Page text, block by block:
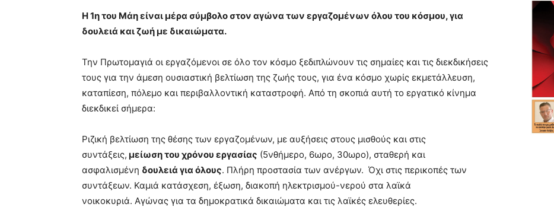
blonde
lesbians
very
cam
show. desi
brandi
lyons
you
meaning
of
pain.
pornhun
Η 1η του Μάη είναι μέρα σύμβολο στον αγώνα των εργαζομένων όλου του κόσμου, για
δουλειά και ζωή με δικαιώματα.
Την Πρωτομαγιά οι εργαζόμενοι σε όλο τον κόσμο ξεδιπλώνουν τις σημαίες και τις διεκδικήσεις
τους για την άμεση ουσιαστική βελτίωση της ζωής τους, για ένα κόσμο χωρίς εκμετάλλευση,
καταπίεση, πόλεμο και περιβαλλοντική καταστροφή. Από τη σκοπιά αυτή το εργατικό κίνημα
διεκδικεί σήμερα:
Ριζική βελτίωση της θέσης των εργαζομένων, με αυξήσεις στους μισθούς και στις
συντάξεις, μείωση του χρόνου εργασίας (5νθήμερο, 6ωρο, 30ωρο), σταθερή και
ασφαλισμένη δουλειά για όλους. Πλήρη προστασία των ανέργων. Όχι στις περικοπές των
συντάξεων. Καμιά κατάσχεση, έξωση, διακοπή ηλεκτρισμού-νερού στα λαϊκά
νοικοκυριά. Αγώνας για τα δημοκρατικά δικαιώματα και τις λαϊκές ελευθερίες.